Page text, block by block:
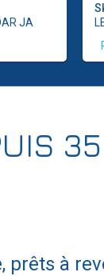
JA
prêts à